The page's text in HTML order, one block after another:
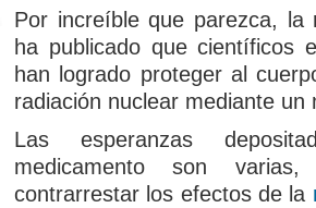
Por increíble que parezca,
ha publicado que científicos
han logrado proteger al
radiación nuclear mediante un
Las esperanzas
medicamento son
contrarrestar los efectos de la